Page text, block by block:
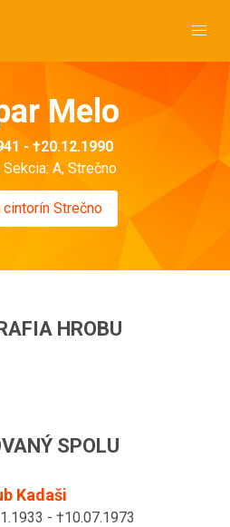
Melo
- †20.12.1990
Sekcia: A, Strečno
cintorín Strečno
HROBU
SPOLU
Kadaši
- †10.07.1973